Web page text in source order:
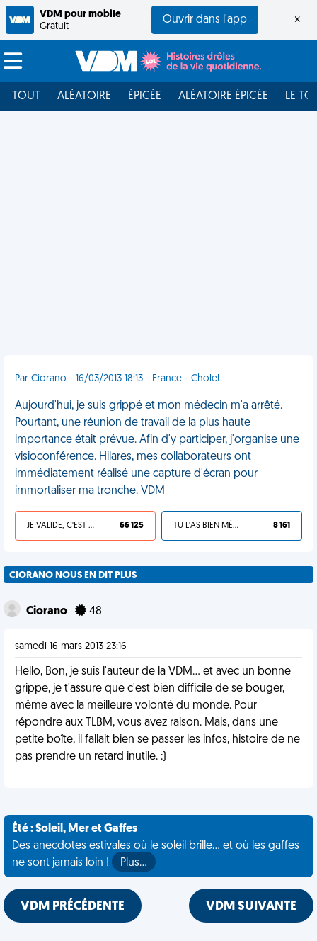
VDM pour mobile
Gratuit
Ouvrir dans l'app ×
TOUT ALÉATOIRE ÉPICÉE ALÉATOIRE ÉPICÉE LE
Par Ciorano - 16/03/2013 18:13 - France - Cholet
Aujourd'hui, je suis grippé et mon médecin m'a arrêté.
Pourtant, une réunion de travail de la plus haute
importance était prévue. Afin d'y participer, j'organise une
visioconférence. Hilares, mes collaborateurs ont
immédiatement réalisé une capture d'écran pour
immortaliser ma tronche. VDM
JE VALIDE, C'EST UNE VDM 66 125 TU L'AS BIEN MÉRITÉ 8 161
CIORANO NOUS EN DIT PLUS
Ciorano 48
samedi 16 mars 2013 23:16
Hello, Bon, je suis l'auteur de la VDM... et avec un bonne
grippe, je t'assure que c'est bien difficile de se bouger,
même avec la meilleure volonté du monde. Pour
répondre aux TLBM, vous avez raison. Mais, dans une
petite boîte, il fallait bien se passer les infos, histoire de ne
pas prendre un retard inutile. :)
Été : Soleil, Mer et Gaffes
Des anecdotes estivales où le soleil brille... et où les gaffes
ne sont jamais loin !
Plus…
VDM PRÉCÉDENTE VDM SUIVANTE